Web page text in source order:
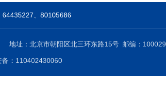
64435227、80105686
地址：北京市朝阳区北三环东路15号 邮编：100029
备：110402430060